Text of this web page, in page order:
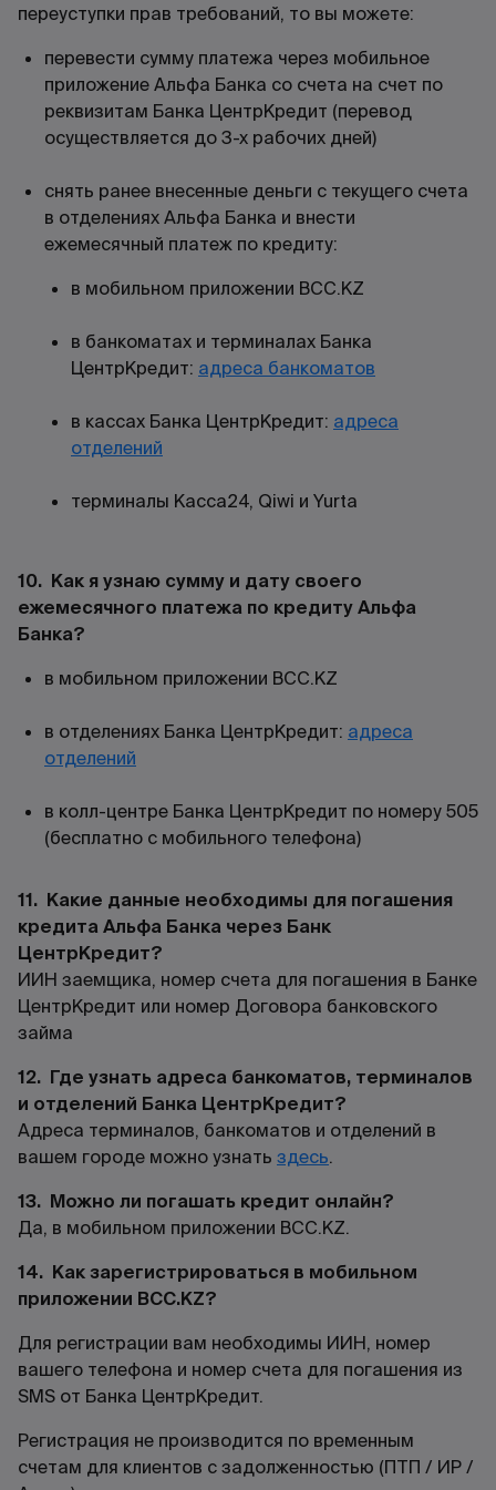
переуступки прав требований, то вы можете:
перевести сумму платежа через мобильное
приложение Альфа Банка со счета на счет по
реквизитам Банка ЦентрКредит (перевод
осуществляется до 3-х рабочих дней)
снять ранее внесенные деньги с текущего счета
в отделениях Альфа Банка и внести
ежемесячный платеж по кредиту:
в мобильном приложении BCC.KZ
в банкоматах и терминалах Банка
ЦентрКредит: адреса банкоматов
в кассах Банка ЦентрКредит: адреса
отделений
терминалы Касса24, Qiwi и Yurta
10. Как я узнаю сумму и дату своего
ежемесячного платежа по кредиту Альфа
Банка?
в мобильном приложении BCC.KZ
в отделениях Банка ЦентрКредит: адреса
отделений
в колл-центре Банка ЦентрКредит по номеру 505
(бесплатно с мобильного телефона)
11. Какие данные необходимы для погашения
кредита Альфа Банка через Банк
ЦентрКредит?
ИИН заемщика, номер счета для погашения в Банке
ЦентрКредит или номер Договора банковского
займа
12. Где узнать адреса банкоматов, терминалов
и отделений Банка ЦентрКредит?
Адреса терминалов, банкоматов и отделений в
вашем городе можно узнать здесь.
13. Можно ли погашать кредит онлайн?
Да, в мобильном приложении BCC.KZ.
14. Как зарегистрироваться в мобильном
приложении BCC.KZ?
Для регистрации вам необходимы ИИН, номер
вашего телефона и номер счета для погашения из
SMS от Банка ЦентрКредит.
Регистрация не производится по временным
счетам для клиентов с задолженностью (ПТП / ИР /